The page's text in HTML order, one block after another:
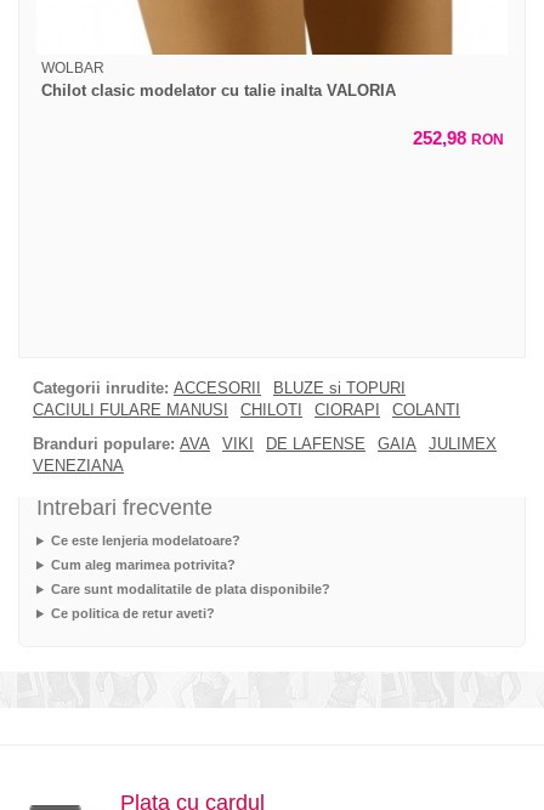
WOLBAR
Chilot clasic modelator cu talie inalta VALORIA
252,98 RON
Categorii inrudite: ACCESORII
BLUZE si TOPURI
CACIULI FULARE MANUSI
CHILOTI CIORAPI
COLANTI
Branduri populare: AVA VIKI DE LAFENSE GAIA
JULIMEX
VENEZIANA
Intrebari frecvente
Ce este lenjeria modelatoare?
Cum aleg marimea potrivita?
Care sunt modalitatile de plata disponibile?
Ce politica de retur aveti?
Plata cu cardul